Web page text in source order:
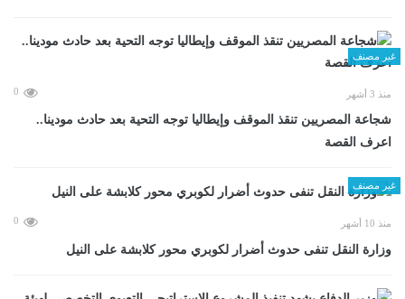
غير مصنف
منذ 3 أشهر 0
شجاعة المصريين تنقذ الموقف وإيطاليا توجه التحية بعد حادث مودينا..
اعرف القصة
غير مصنف
منذ 10 أشهر 0
وزارة النقل تنفى حدوث أضرار لكوبري محور كلابشة على النيل